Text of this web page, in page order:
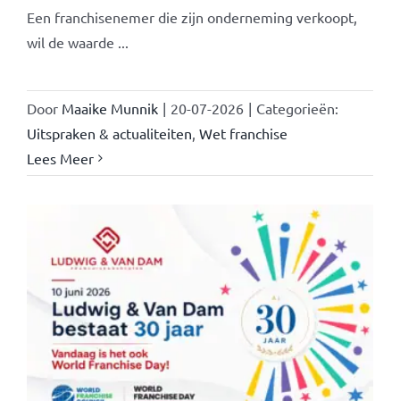
Een franchisenemer die zijn onderneming verkoopt,
wil de waarde ...
Door Maaike Munnik | 20-07-2026 | Categorieën:
Uitspraken & actualiteiten, Wet franchise
Lees Meer